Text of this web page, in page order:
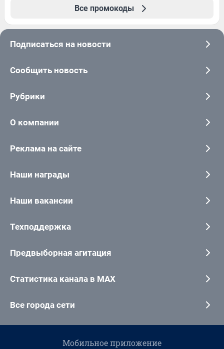
Все промокоды
Подписаться на новости
Сообщить новость
Рубрики
О компании
Реклама на сайте
Наши награды
Наши вакансии
Техподдержка
Предвыборная агитация
Статистика канала в MAX
Все города сети
Мобильное приложение